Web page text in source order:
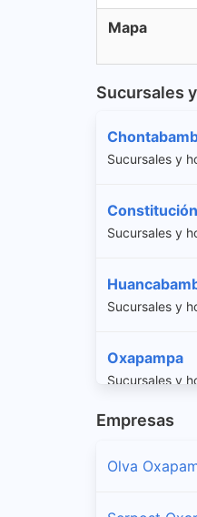
Mapa
Sucursales
Sucursales y
Constitución
Sucursales y
Sucursales y
Oxapampa
Sucursales y
Palcazu
Empresas
Olva